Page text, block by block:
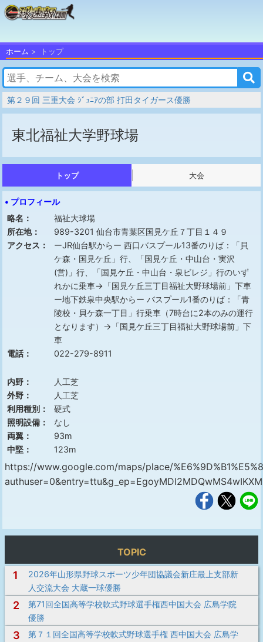
ホーム トップ
第２９回 三重大会 ｼﾞｭﾆｱの部 打田タイガース優勝
東北福祉大学野球場
トップ 大会
• プロフィール
略名：
福祉大球場
所在地：
989-3201 仙台市青葉区国見ケ丘７丁目１４９
アクセス：
ーJR仙台駅からー 西口バスプール13番のりば：「貝
ケ森・国見ケ丘」行、「国見ケ丘・中山台・実沢
(営)」行、「国見ケ丘・中山台・泉ビレジ」行のいず
れかに乗車→「国見ケ丘三丁目福祉大野球場前」下車
ー地下鉄泉中央駅からー バスプール1番のりば：「青
陵校・貝ケ森一丁目」行乗車（7時台に2本のみの運行
となります）→「国見ケ丘三丁目福祉大野球場前」下
車
電話：
022-279-8911
内野：
人工芝
外野：
人工芝
利用種別：
硬式
照明設備：
なし
両翼：
93m
中堅：
123m
https://www.google.com/maps/place/
TOPIC
1
2026年山形県野球スポーツ少年団協議会新庄最上支部新
人交流大会 大蔵一球優勝
2
第71回全国高等学校軟式野球選手権西中国大会 広島学院
優勝
3
第７１回全国高等学校軟式野球選手権 西中国大会 広島学